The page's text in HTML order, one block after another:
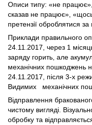
Описи типу: «не
сказав не працює», «щось
претензії оброблятися
Приклади правильного
24.11.2017, через 1
заряду горить, але
механічних пошкоджень
24.11.2017, після 3-х
Видимих механічних
Відправлення
чистому вигляді.
обробку та